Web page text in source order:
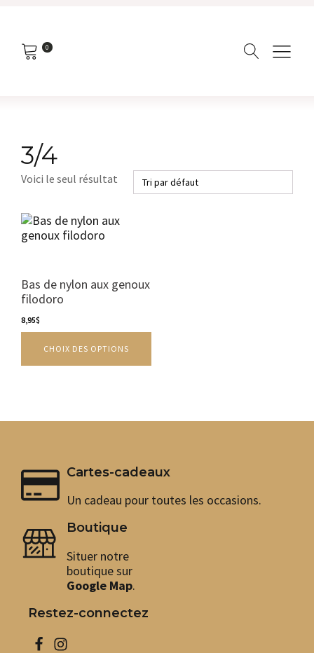
0
3/4
Voici le seul résultat
Bas de nylon aux genoux
filodoro
8,95$
CHOIX DES OPTIONS
Ce
produit
variations.
Les
options
peuvent
être
choisies
sur
produit
Cartes-cadeaux
Un cadeau pour toutes les occasions.
Boutique
Situer notre
boutique sur
Google Map.
Restez-connectez